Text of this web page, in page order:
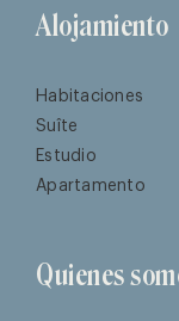
Alojamiento
Habitaciones
Suîte
Estudio
Apartamento
Quienes